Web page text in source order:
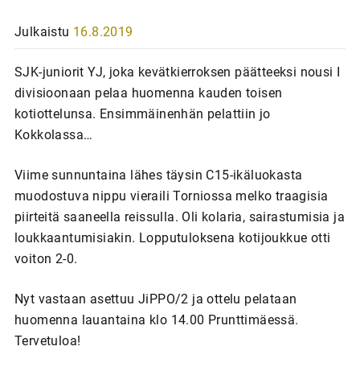
Julkaistu 16.8.2019
SJK-juniorit YJ, joka kevätkierroksen päätteeksi nousi I
divisioonaan pelaa huomenna kauden toisen
kotiottelunsa. Ensimmäinenhän pelattiin jo
Kokkolassa…
Viime sunnuntaina lähes täysin C15-ikäluokasta
muodostuva nippu vieraili Torniossa melko traagisia
piirteitä saaneella reissulla. Oli kolaria, sairastumisia ja
loukkaantumisiakin. Lopputuloksena kotijoukkue otti
voiton 2-0.
Nyt vastaan asettuu JiPPO/2 ja ottelu pelataan
huomenna lauantaina klo 14.00 Prunttimäessä.
Tervetuloa!